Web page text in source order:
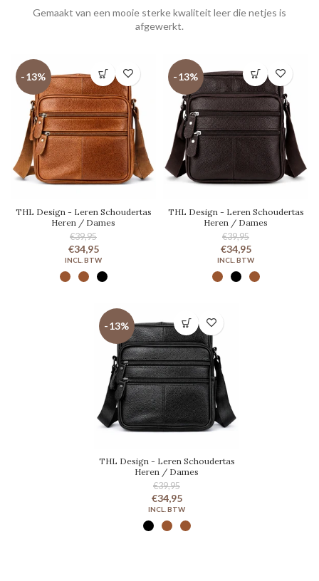
Gemaakt van een mooie sterke kwaliteit leer die netjes is
afgewerkt.
-13%
THL Design - Leren Schoudertas
Heren / Dames
€39,95
€34,95
-13%
THL Design - Leren Schoudertas
Heren / Dames
€39,95
€34,95
-13%
THL Design - Leren Schoudertas
Heren / Dames
€39,95
€34,95